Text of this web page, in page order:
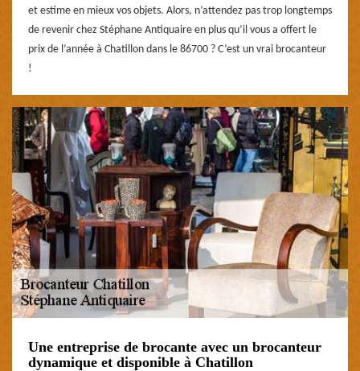
et estime en mieux vos objets. Alors, n’attendez pas trop longtemps
de revenir chez Stéphane Antiquaire en plus qu’il vous a offert le
prix de l’année à Chatillon dans le 86700 ? C’est un vrai brocanteur
!
Une entreprise de brocante avec un brocanteur
dynamique et disponible à Chatillon